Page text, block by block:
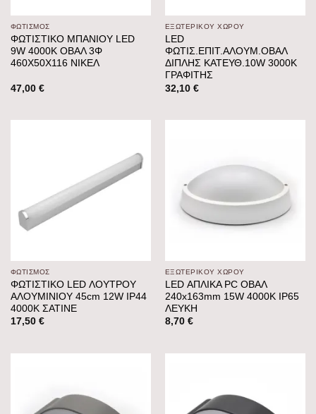
ΦΩΤΙΣΜΟΣ
ΦΩΤΙΣΤΙΚΟ ΜΠΑΝΙΟΥ LED
9W 4000Κ ΟΒΑΛ 3Φ
460X50X116 ΝΙΚΕΛ
47,00 €
ΕΞΩΤΕΡΙΚΟΥ ΧΩΡΟΥ
LED
ΦΩΤΙΣ.ΕΠΙΤ.ΑΛΟΥΜ.ΟΒΑΛ
ΔΙΠΛΗΣ ΚΑΤΕΥΘ.10W 3000K
ΓΡΑΦΙΤΗΣ
32,10 €
ΦΩΤΙΣΜΟΣ
ΦΩΤΙΣΤΙΚΟ LED ΛΟΥΤΡΟΥ
ΑΛΟΥΜΙΝΙΟΥ 45cm 12W IP44
4000K ΣΑΤΙΝΕ
17,50 €
ΕΞΩΤΕΡΙΚΟΥ ΧΩΡΟΥ
LED ΑΠΛΙΚΑ PC ΟΒΑΛ
240x163mm 15W 4000K IP65
ΛΕΥΚH
8,70 €